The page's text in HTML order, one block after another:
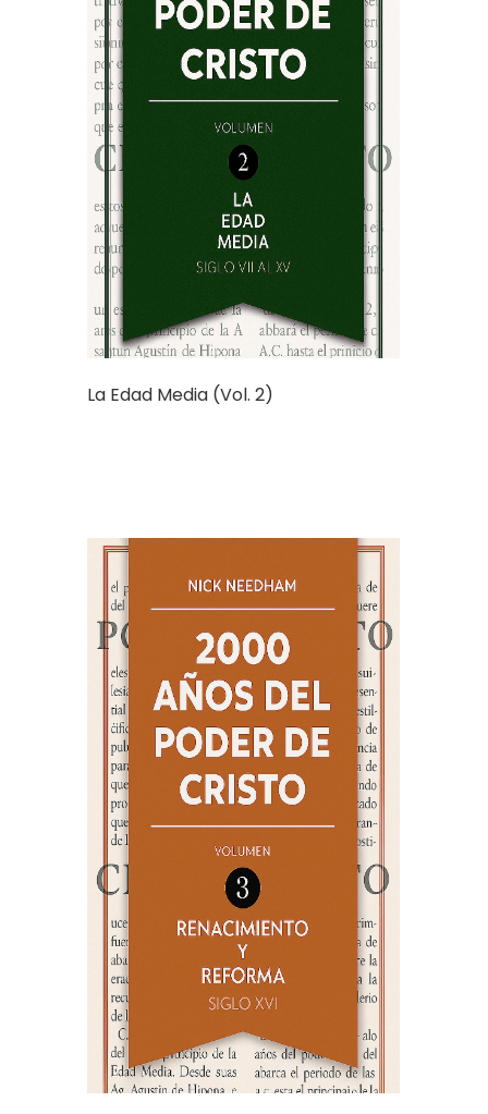
La Edad Media (Vol. 2)